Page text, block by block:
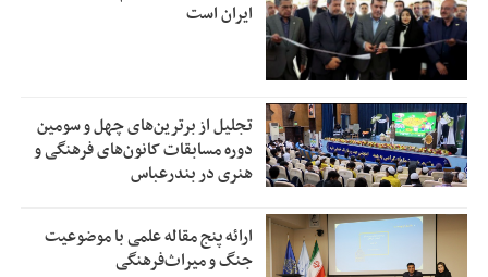
ایران است
تجلیل از بر‌ترین‌های چهل و سومین
دوره مسابقات کانون‌های فرهنگی و
هنری در بندرعباس
ارائه پنج مقاله علمی با موضوعیت
جنگ و میراث‌فرهنگی